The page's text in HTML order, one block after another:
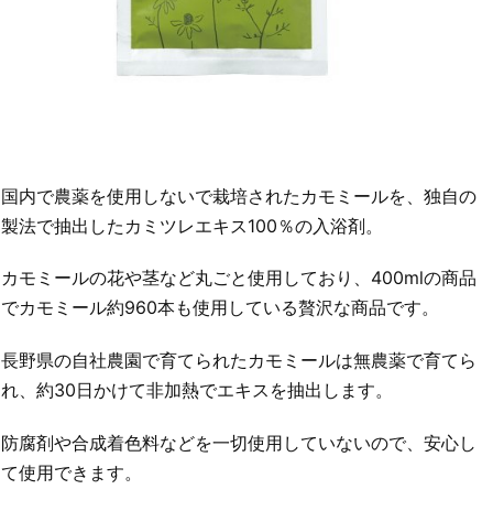
国内で農薬を使用しないで栽培されたカモミールを、独自の
製法で抽出したカミツレエキス100％の入浴剤。
カモミールの花や茎など丸ごと使用しており、400mlの商品
でカモミール約960本も使用している贅沢な商品です。
長野県の自社農園で育てられたカモミールは無農薬で育てら
れ、約30日かけて非加熱でエキスを抽出します。
防腐剤や合成着色料などを一切使用していないので、安心し
て使用できます。